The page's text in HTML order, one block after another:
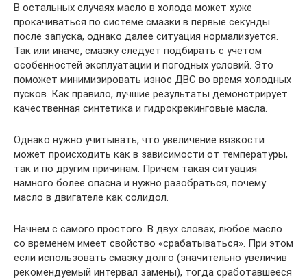
В остальных случаях масло в холода может хуже
прокачиваться по системе смазки в первые секунды
после запуска, однако далее ситуация нормализуется.
Так или иначе, смазку следует подбирать с учетом
особенностей эксплуатации и погодных условий. Это
поможет минимизировать износ ДВС во время холодных
пусков. Как правило, лучшие результаты демонстрирует
качественная синтетика и гидрокрекинговые масла.
Однако нужно учитывать, что увеличение вязкости
может происходить как в зависимости от температуры,
так и по другим причинам. Причем такая ситуация
намного более опасна и нужно разобраться, почему
масло в двигателе как солидол.
Начнем с самого простого. В двух словах, любое масло
со временем имеет свойство «срабатываться». При этом
если использовать смазку долго (значительно увеличив
рекомендуемый интервал замены), тогда сработавшееся